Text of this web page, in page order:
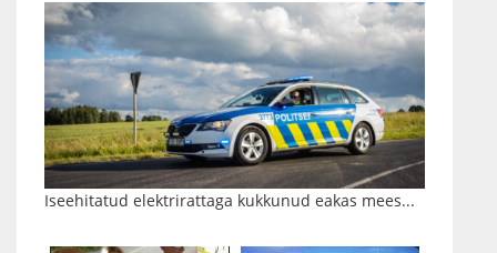
Iseehitatud elektrirattaga kukkunud eakas mees...